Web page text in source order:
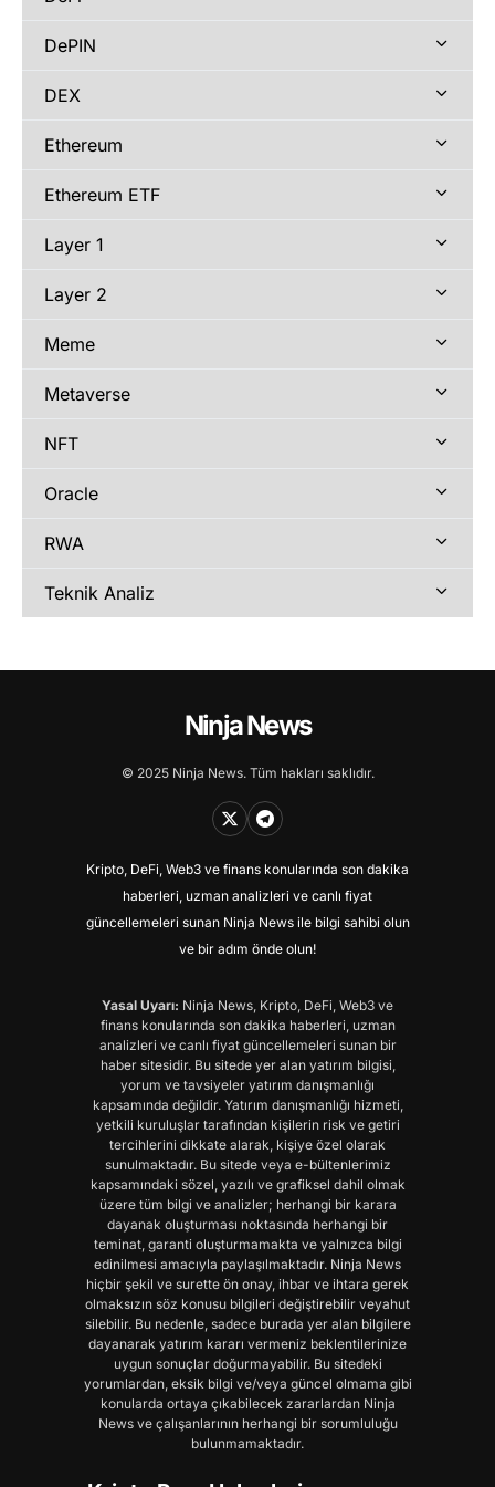
DePIN
DEX
Ethereum
Ethereum ETF
Layer 1
Layer 2
Meme
Metaverse
NFT
Oracle
RWA
Teknik Analiz
Ninja News
© 2025 Ninja News. Tüm hakları saklıdır.
Kripto, DeFi, Web3 ve finans konularında son dakika
haberleri, uzman analizleri ve canlı fiyat
güncellemeleri sunan Ninja News ile bilgi sahibi olun
ve bir adım önde olun!
Yasal Uyarı: Ninja News, Kripto, DeFi, Web3 ve
finans konularında son dakika haberleri, uzman
analizleri ve canlı fiyat güncellemeleri sunan bir
haber sitesidir. Bu sitede yer alan yatırım bilgisi,
yorum ve tavsiyeler yatırım danışmanlığı
kapsamında değildir. Yatırım danışmanlığı hizmeti,
yetkili kuruluşlar tarafından kişilerin risk ve getiri
tercihlerini dikkate alarak, kişiye özel olarak
sunulmaktadır. Bu sitede veya e-bültenlerimiz
kapsamındaki sözel, yazılı ve grafiksel dahil olmak
üzere tüm bilgi ve analizler; herhangi bir karara
dayanak oluşturması noktasında herhangi bir
teminat, garanti oluşturmamakta ve yalnızca bilgi
edinilmesi amacıyla paylaşılmaktadır. Ninja News
hiçbir şekil ve surette ön onay, ihbar ve ihtara gerek
olmaksızın söz konusu bilgileri değiştirebilir veyahut
silebilir. Bu nedenle, sadece burada yer alan bilgilere
dayanarak yatırım kararı vermeniz beklentilerinize
uygun sonuçlar doğurmayabilir. Bu sitedeki
yorumlardan, eksik bilgi ve/veya güncel olmama gibi
konularda ortaya çıkabilecek zararlardan Ninja
News ve çalışanlarının herhangi bir sorumluluğu
bulunmamaktadır.